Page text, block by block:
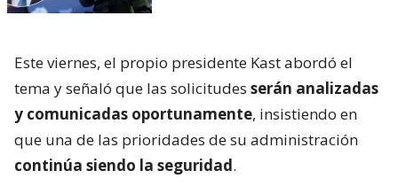
Este viernes, el propio presidente Kast abordó el
tema y señaló que las solicitudes serán analizadas
y comunicadas oportunamente, insistiendo en
que una de las prioridades de su administración
continúa siendo la seguridad.